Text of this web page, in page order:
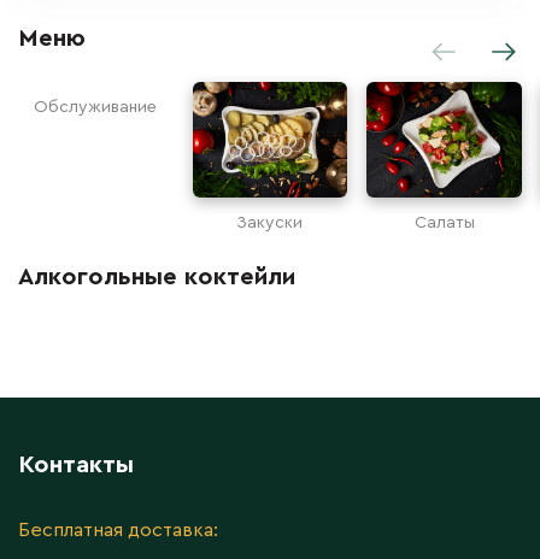
Меню
Обслуживание
Закуски Салаты
Алкогольные коктейли
Контакты
Бесплатная доставка: